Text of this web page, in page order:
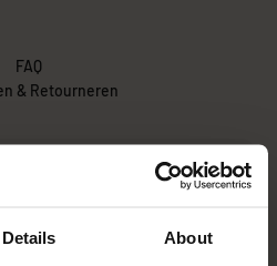
Details About
FAQ
& Retourneren
ik mijn bestelling ontvang?